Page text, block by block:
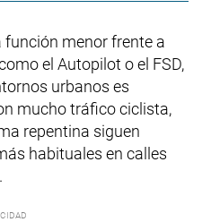
función menor frente a
el Autopilot o el FSD,
urbanos es
mucho tráfico ciclista,
repentina siguen
habituales en calles